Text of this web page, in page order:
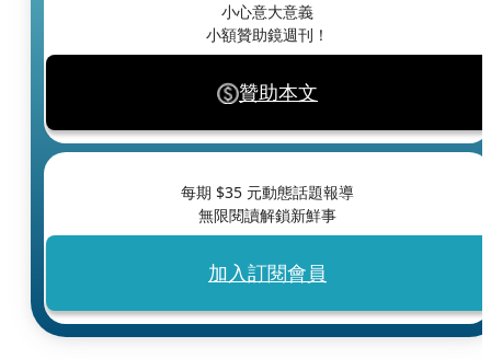
小心意大意義
小額贊助鏡週刊！
贊助本文
每期 $35 元動態話題報導
無限閱讀解鎖新鮮事
加入訂閱會員